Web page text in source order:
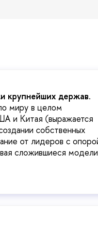
крупнейших держав.
миру в целом
и Китая (выражается
собственных
от лидеров с
сложившиеся модели